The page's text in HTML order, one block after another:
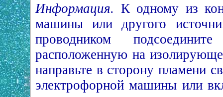
Информация. К одному из
машины или другого
проводником
расположенную на
направьте в сторону пламени
электрофорной машины или